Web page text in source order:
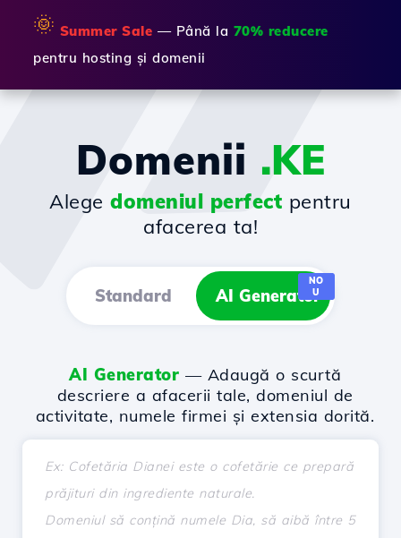
🌞 Summer Sale — Până la 70% reducere
pentru hosting și domenii
Domenii .KE
Alegedomeniul perfect pentru
afacerea ta!
Standard AI Generator
NO
U
AI Generator — Adaugă o scurtă
descriere a afacerii tale, domeniul de
activitate, numele firmei și extensia dorită.